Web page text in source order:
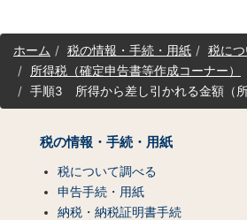
サ
イホーム 税の情報・手続・用紙
税に
所得税（確定申告書等作成コーナー）
手順3 所得から差し引かれる金額（
税の情報・手続・用紙
税について調べる
申告手続・用紙
納税・納税証明書手続